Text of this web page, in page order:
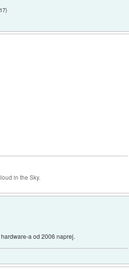
)
in the Sky.
a od 2006 naprej.